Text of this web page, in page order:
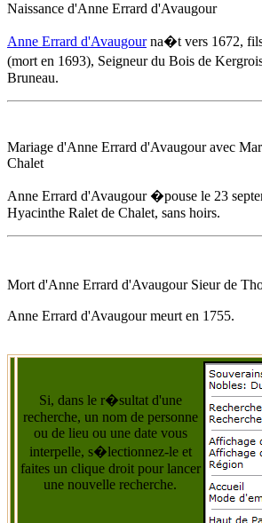
Naissance d'Anne Errard d'Avaugour
Anne Errard d'Avaugourna�t vers 1672,
(mort en 1693), Seigneur du Bois de
Bruneau.
Mariage d'Anne Errard d'Avaugouravec
Chalet
Anne Errard d'Avaugour�pouse le 23
Hyacinthe Ralet de Chalet, sans hoirs.
Mort d'Anne Errard d'AvaugourSieur de
Anne Errard d'Avaugourmeurt en 1755.
Si, dans le r�sultat d'une
recherche, un nom de personne
ou de lieu ou une date vous
interpelle, s�lectionnez-le et
faites un clique droit pour lancer
une nouvelle recherche.